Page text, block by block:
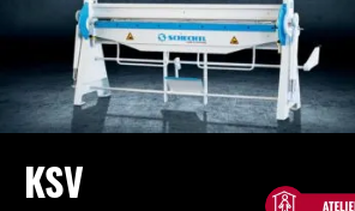
KSV